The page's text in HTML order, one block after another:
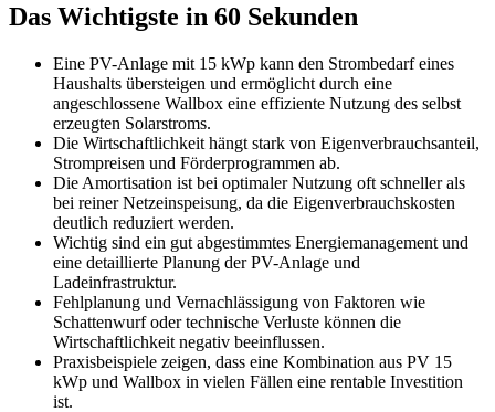
Das Wichtigste in 60 Sekunden
Eine PV-Anlage mit 15 kWp kann den Strombedarf eines
Haushalts übersteigen und ermöglicht durch eine
angeschlossene Wallbox eine effiziente Nutzung des selbst
erzeugten Solarstroms.
Die Wirtschaftlichkeit hängt stark von Eigenverbrauchsanteil,
Strompreisen und Förderprogrammen ab.
Die Amortisation ist bei optimaler Nutzung oft schneller als
bei reiner Netzeinspeisung, da die Eigenverbrauchskosten
deutlich reduziert werden.
Wichtig sind ein gut abgestimmtes Energiemanagement und
eine detaillierte Planung der PV-Anlage und
Ladeinfrastruktur.
Fehlplanung und Vernachlässigung von Faktoren wie
Schattenwurf oder technische Verluste können die
Wirtschaftlichkeit negativ beeinflussen.
Praxisbeispiele zeigen, dass eine Kombination aus PV 15
kWp und Wallbox in vielen Fällen eine rentable Investition
ist.